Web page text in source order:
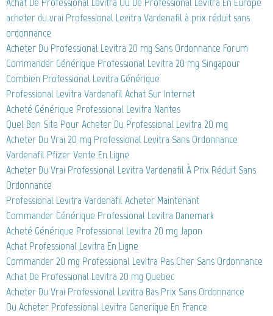
acheter du vrai Professional Levitra Vardenafil à prix réduit sans
ordonnance
Acheter Du Professional Levitra 20 mg Sans Ordonnance Forum
Commander Générique Professional Levitra 20 mg Singapour
Combien Professional Levitra Générique
Professional Levitra Vardenafil Achat Sur Internet
Acheté Générique Professional Levitra Nantes
Quel Bon Site Pour Acheter Du Professional Levitra 20 mg
Acheter Du Vrai 20 mg Professional Levitra Sans Ordonnance
Vardenafil Pfizer Vente En Ligne
Acheter Du Vrai Professional Levitra Vardenafil À Prix Réduit Sans
Ordonnance
Professional Levitra Vardenafil Acheter Maintenant
Commander Générique Professional Levitra Danemark
Acheté Générique Professional Levitra 20 mg Japon
Achat Professional Levitra En Ligne
Commander 20 mg Professional Levitra Pas Cher Sans Ordonnance
Achat De Professional Levitra 20 mg Quebec
Acheter Du Vrai Professional Levitra Bas Prix Sans Ordonnance
Ou Acheter Professional Levitra Generique En France